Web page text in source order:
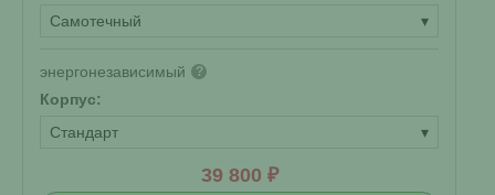
Самотечный
▾
энергонезависимый ?
Корпус:
Стандарт
▾
39 800 ₽